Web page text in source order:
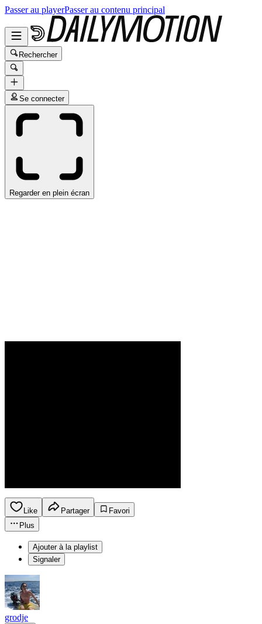
Passer au playerPasser au contenu principal
Rechercher
Se connecter
Regarder en plein écran
Like Partager
Favori
Plus
Ajouter à la playlist
Signaler
grodje